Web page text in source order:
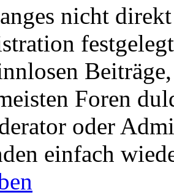
nicht
Foren
oder
einfach